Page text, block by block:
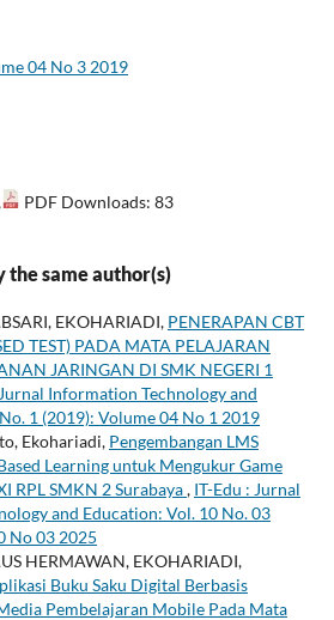
04 No 3 2019
PDF Downloads: 83
the same author(s)
EKOHARIADI, PENERAPAN CBT
TEST) PADA MATA PELAJARAN
JARINGAN DI SMK NEGERI 1
Information Technology and
1 (2019): Volume 04 No 1 2019
Ekohariadi, Pengembangan LMS
Learning untuk Mengukur Game
RPL SMKN 2 Surabaya, IT-Edu : Jurnal
and Education: Vol. 10 No. 03
No 03 2025
HERMAWAN, EKOHARIADI,
Buku Saku Digital Berbasis
Pembelajaran Mobile Pada Mata